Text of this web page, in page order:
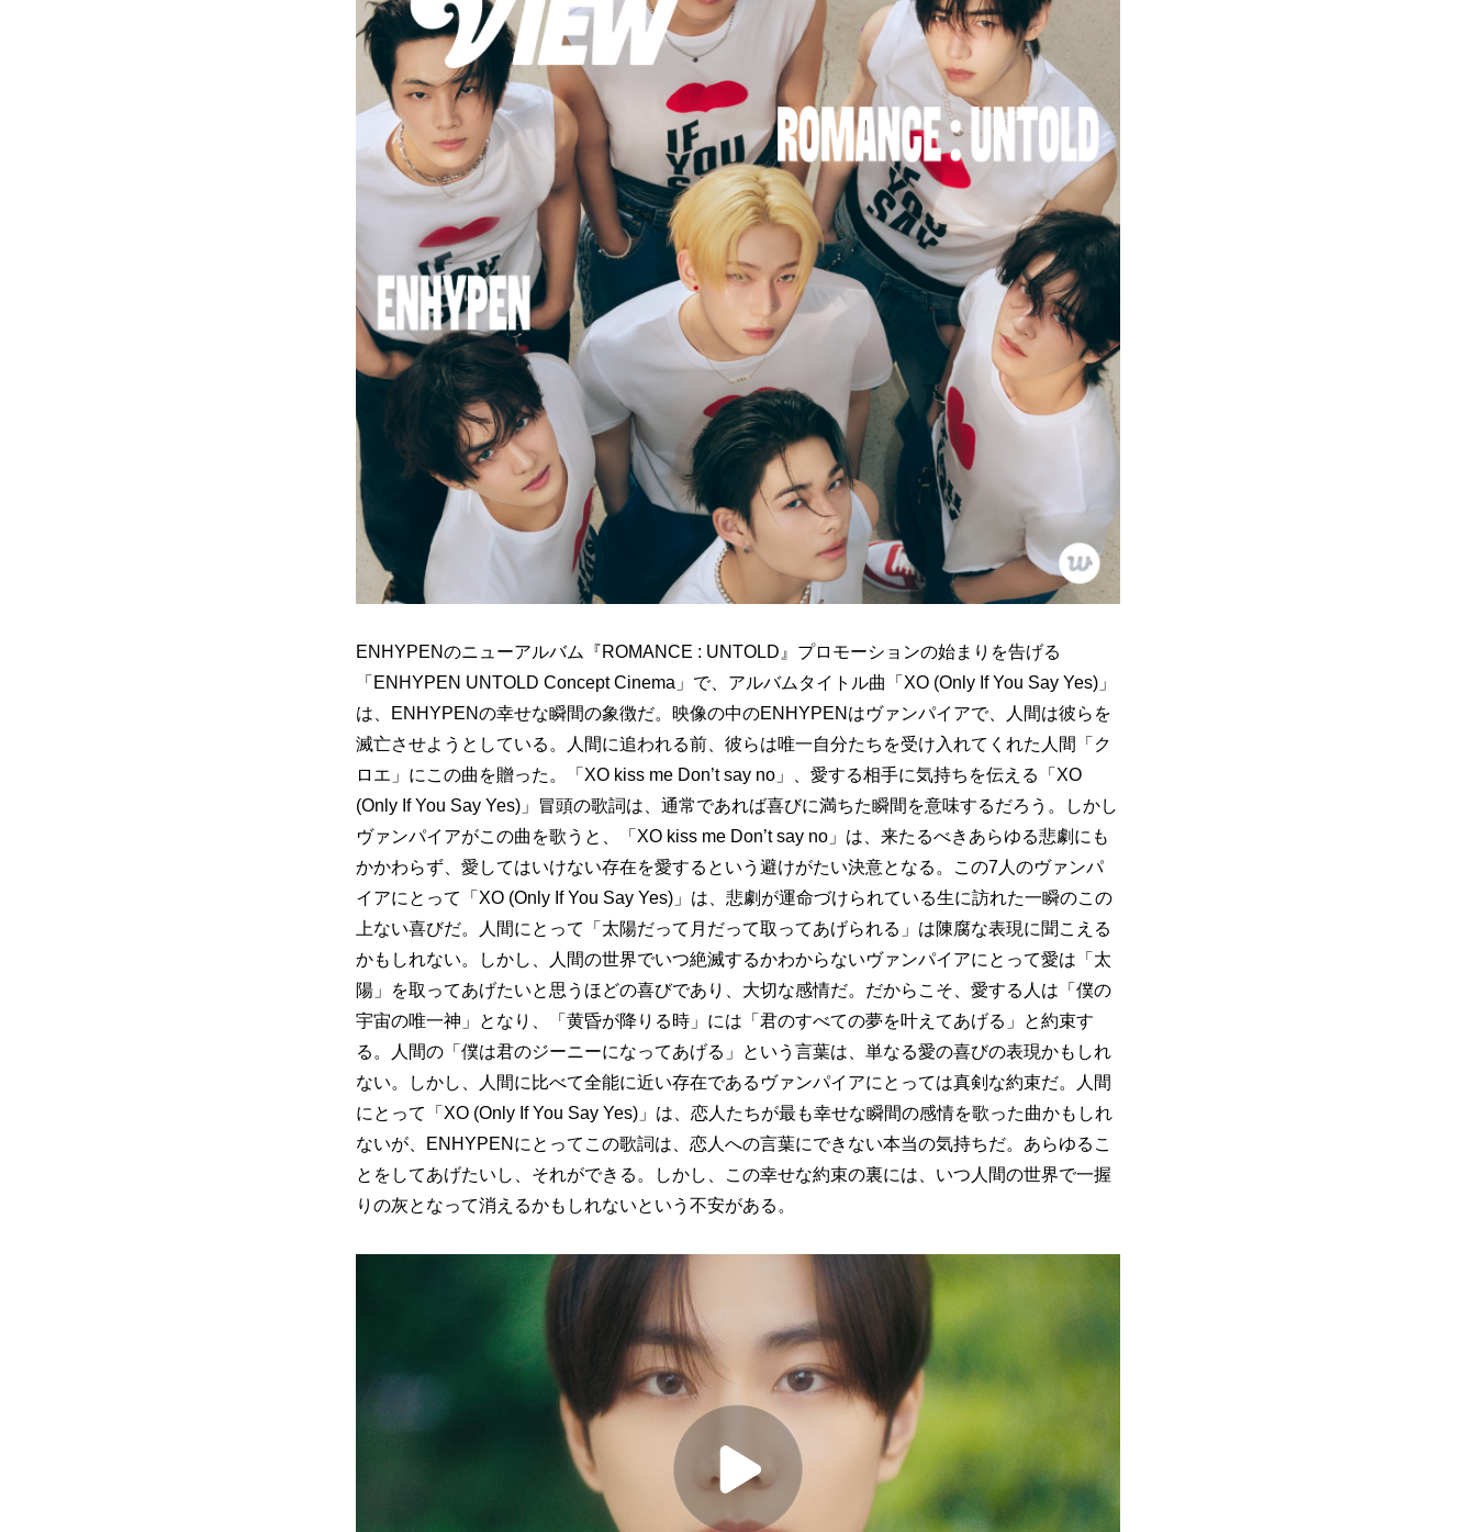
ENHYPENのニューアルバム『ROMANCE : UNTOLD』プロモーションの始まりを告げる
「ENHYPEN UNTOLD Concept Cinema」で、アルバムタイトル曲「XO (Only If You Say Yes)」
は、ENHYPENの幸せな瞬間の象徴だ。映像の中のENHYPENはヴァンパイアで、人間は彼らを
滅亡させようとしている。人間に追われる前、彼らは唯一自分たちを受け入れてくれた人間「ク
ロエ」にこの曲を贈った。「XO kiss me Don’t say no」、愛する相手に気持ちを伝える「XO
(Only If You Say Yes)」冒頭の歌詞は、通常であれば喜びに満ちた瞬間を意味するだろう。しかし
ヴァンパイアがこの曲を歌うと、「XO kiss me Don’t say no」は、来たるべきあらゆる悲劇にも
かかわらず、愛してはいけない存在を愛するという避けがたい決意となる。この7人のヴァンパ
イアにとって「XO (Only If You Say Yes)」は、悲劇が運命づけられている生に訪れた一瞬のこの
上ない喜びだ。人間にとって「太陽だって月だって取ってあげられる」は陳腐な表現に聞こえる
かもしれない。しかし、人間の世界でいつ絶滅するかわからないヴァンパイアにとって愛は「太
陽」を取ってあげたいと思うほどの喜びであり、大切な感情だ。だからこそ、愛する人は「僕の
宇宙の唯一神」となり、「黄昏が降りる時」には「君のすべての夢を叶えてあげる」と約束す
る。人間の「僕は君のジーニーになってあげる」という言葉は、単なる愛の喜びの表現かもしれ
ない。しかし、人間に比べて全能に近い存在であるヴァンパイアにとっては真剣な約束だ。人間
にとって「XO (Only If You Say Yes)」は、恋人たちが最も幸せな瞬間の感情を歌った曲かもしれ
ないが、ENHYPENにとってこの歌詞は、恋人への言葉にできない本当の気持ちだ。あらゆるこ
とをしてあげたいし、それができる。しかし、この幸せな約束の裏には、いつ人間の世界で一握
りの灰となって消えるかもしれないという不安がある。